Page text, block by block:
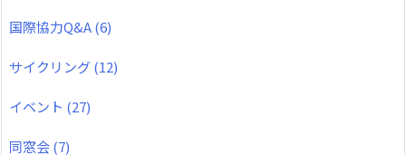
国際協力Q&A(6)
サイクリング(12)
イベント (27)
同窓会(7)